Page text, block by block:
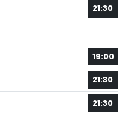
21:30
19:00
21:30
21:30